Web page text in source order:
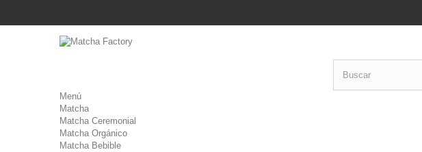
Menú
Matcha
Matcha Ceremonial
Matcha Orgánico
Matcha Bebible